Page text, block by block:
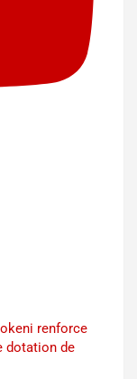
renforce
dotation de